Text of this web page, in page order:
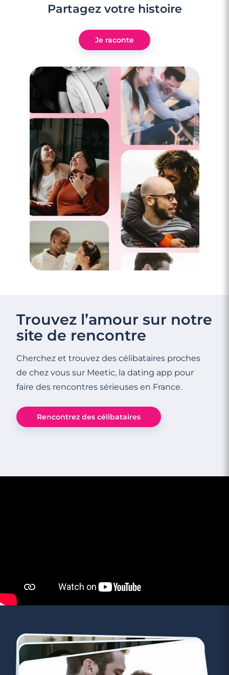
Partagez votre histoire
Je raconte
Trouvez l’amour sur notre
site de rencontre
Cherchez et trouvez des célibataires proches
de chez vous sur Meetic, la dating app pour
faire des rencontres sérieuses en France.
Rencontrez des célibataires